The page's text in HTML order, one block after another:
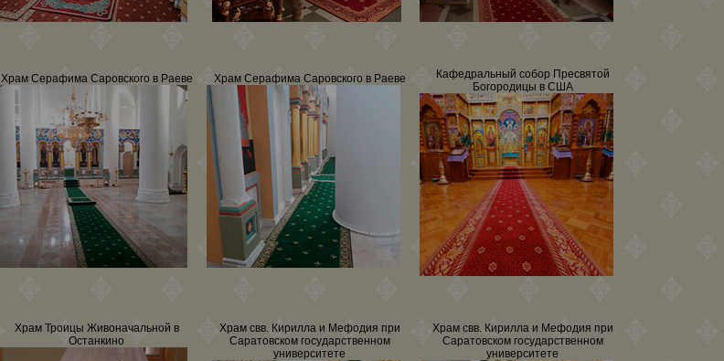
Храм Серафима Саровского в Раеве Храм Серафима Саровского в Раеве
Кафедральный собор Пресвятой
Богородицы в США
Храм Троицы Живоначальной в
Останкино
Храм свв. Кирилла и Мефодия при
Саратовском государственном
университете
Храм свв. Кирилла и Мефодия при
Саратовском государственном
университете